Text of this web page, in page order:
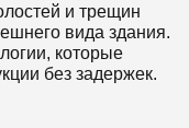
и трещин
вида здания.
которые
без задержек.